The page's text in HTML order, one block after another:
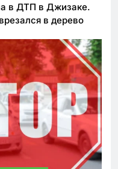
в ДТП в Джизаке.
в дерево